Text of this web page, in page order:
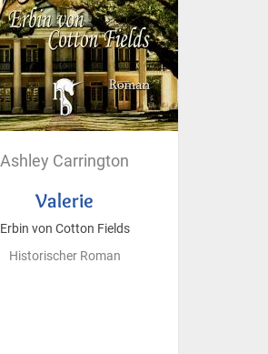
Ashley Carrington
Valerie
Erbin von Cotton Fields
Historischer Roman